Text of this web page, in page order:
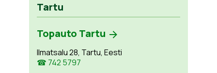
Tartu
Topauto Tartu
Ilmatsalu 28, Tartu, Eesti
☎ 742 5797